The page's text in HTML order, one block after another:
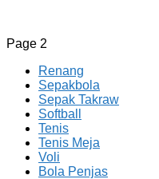
CV JAYA BERSAMA Co Id
Menyediakan Semua
Page 2
Renang
Sepakbola
Sepak Takraw
Softball
Tenis
Tenis Meja
Voli
Bola Penjas